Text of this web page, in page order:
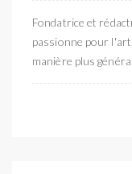
Fondatrice et
passionne pour
manière plus